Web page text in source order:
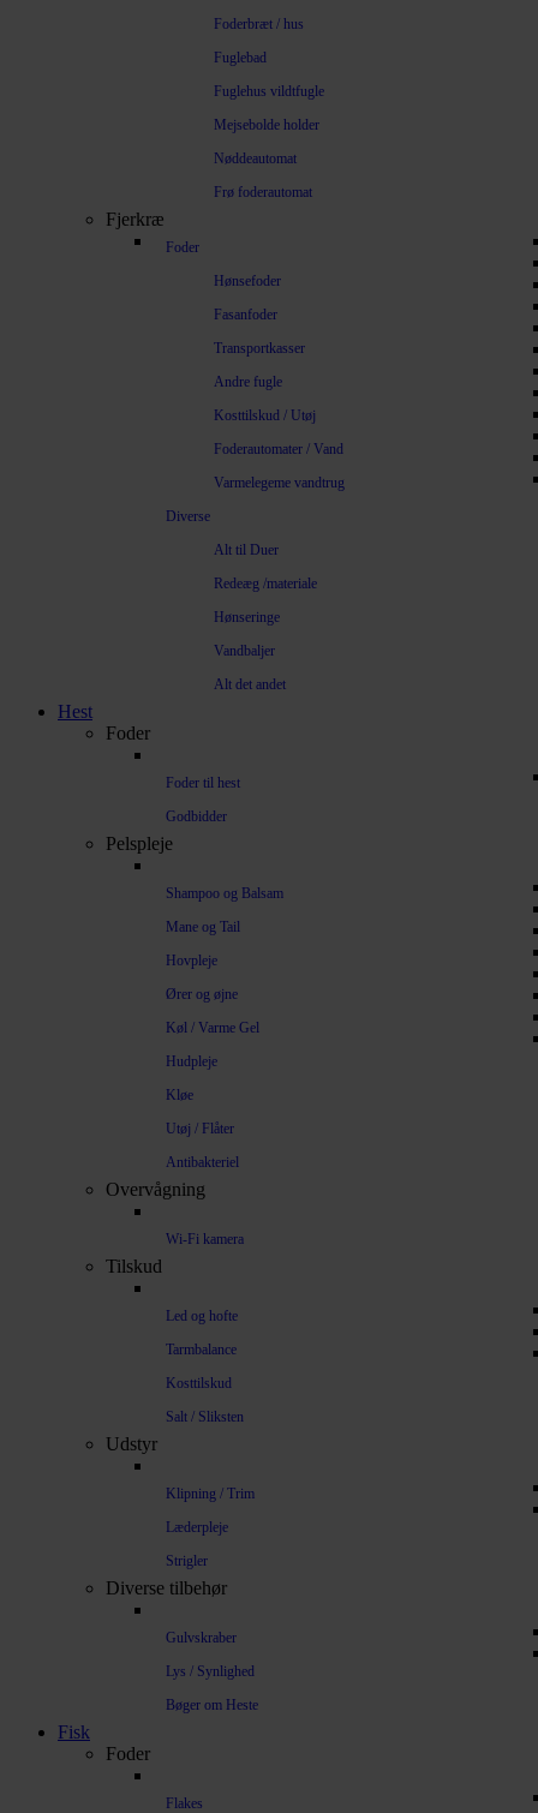
Foderbræt / hus
Fuglebad
Fuglehus vildtfugle
Mejsebolde holder
Nøddeautomat
Frø foderautomat
Fjerkræ
Foder
Hønsefoder
Fasanfoder
Transportkasser
Andre fugle
Kosttilskud / Utøj
Foderautomater / Vand
Varmelegeme vandtrug
Diverse
Alt til Duer
Redeæg /materiale
Hønseringe
Vandbaljer
Alt det andet
Hest
Foder
Foder til hest
Godbidder
Pelspleje
Shampoo og Balsam
Mane og Tail
Hovpleje
Ører og øjne
Køl / Varme Gel
Hudpleje
Kløe
Utøj / Flåter
Antibakteriel
Overvågning
Wi-Fi kamera
Tilskud
Led og hofte
Tarmbalance
Kosttilskud
Salt / Sliksten
Udstyr
Klipning / Trim
Læderpleje
Strigler
Diverse tilbehør
Gulvskraber
Lys / Synlighed
Bøger om Heste
Fisk
Foder
Flakes